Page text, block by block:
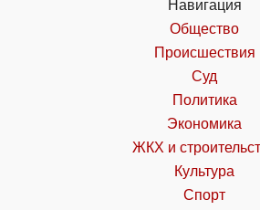
Навигация
Общество
Происшествия
Суд
Политика
Экономика
ЖКХ и
Культура
Спорт